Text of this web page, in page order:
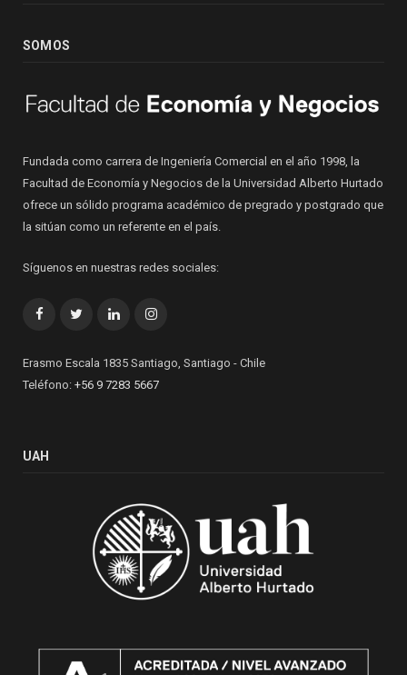
SOMOS
Fundada como carrera de Ingeniería Comercial en el año 1998, la
Facultad de Economía y Negocios de la Universidad Alberto Hurtado
ofrece un sólido programa académico de pregrado y postgrado que
la sitúan como un referente en el país.
Síguenos en nuestras redes sociales:
FacebookTwitterLinkedInInstagram
Erasmo Escala 1835 Santiago, Santiago - Chile
Teléfono: +56 9 7283 5667
UAH